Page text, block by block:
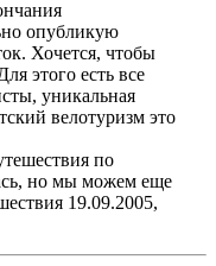
опубликую
Хочется, чтобы
этого есть все
уникальная
велотуризм это
по
но мы можем еще
19.09.2005,